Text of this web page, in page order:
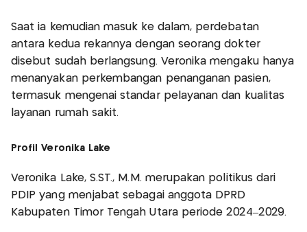
Saat ia kemudian masuk ke dalam, perdebatan
antara kedua rekannya dengan seorang dokter
disebut sudah berlangsung. Veronika mengaku hanya
menanyakan perkembangan penanganan pasien,
termasuk mengenai standar pelayanan dan kualitas
layanan rumah sakit.
Profil Veronika Lake
Veronika Lake, S.ST., M.M. merupakan politikus dari
PDIP yang menjabat sebagai anggota DPRD
Kabupaten Timor Tengah Utara periode 2024–2029.